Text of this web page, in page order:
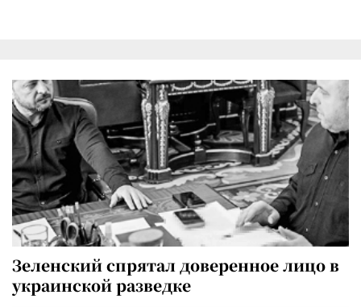
Зеленский спрятал доверенное лицо в
украинской разведке